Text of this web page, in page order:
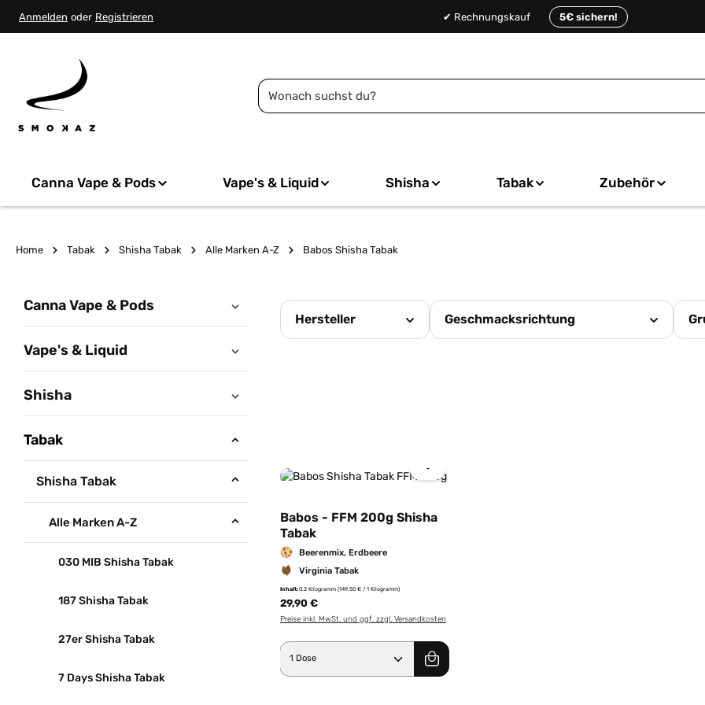
Zur Hauptnavigation springen
Anmelden oder Registrieren ✔ Rechnungskauf 5€ sichern!
Canna Vape & Pods Vape's & Liquid Shisha Tabak Zubehör
Home Tabak Shisha Tabak Alle Marken A-Z Babos Shisha Tabak
Canna Vape & Pods
Vape's & Liquid
Shisha
Tabak
Shisha Tabak
Alle Marken A-Z
030 MIB Shisha Tabak
187 Shisha Tabak
27er Shisha Tabak
7 Days Shisha Tabak
Hersteller Geschmacksrichtung
Babos - FFM 200g Shisha
Tabak
Beerenmix, Erdbeere
Virginia Tabak
Inhalt:0.2 Kilogramm (149,50 € / 1 Kilogramm)
29,90 €
Preise inkl. MwSt. und ggf. zzgl. Versandkosten
Produkt Anzahl: Gib den gewünschten Wert ein